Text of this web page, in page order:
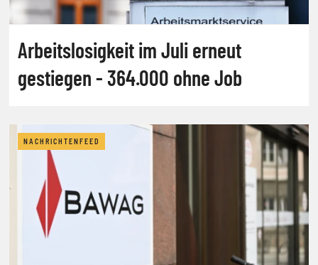
Arbeitslosigkeit im Juli erneut
gestiegen - 364.000 ohne Job
NACHRICHTENFEED